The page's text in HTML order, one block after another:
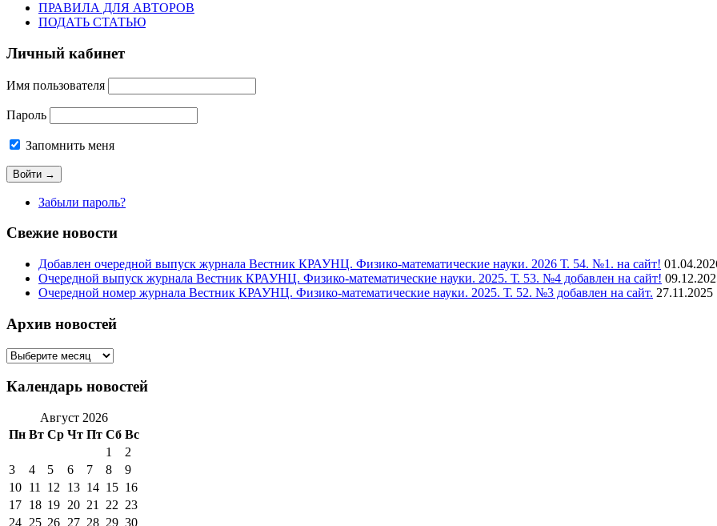
ПРАВИЛА ДЛЯ АВТОРОВ
ПОДАТЬ СТАТЬЮ
Личный кабинет
Имя пользователя
Пароль
Запомнить меня
Забыли пароль?
Свежие новости
Добавлен очередной выпуск журнала Вестник КРАУНЦ. Физико-математические науки. 2026 Т. 54. №1. на сайт!
Очередной выпуск журнала Вестник КРАУНЦ. Физико-математические науки. 2025. Т. 53. №4 добавлен на сайт!
Очередной номер журнала Вестник КРАУНЦ. Физико-математические науки. 2025. Т. 52. №3 добавлен на сайт. 27.11.2025
Архив новостей
Архив
Календарь новостей
Август 2026
Пн Вт Ср Чт Пт Сб Вс
1
2
3
4 5 6 7 8
9
10 11 12 13 14 15 16
17 18 19 20 21 22 23
24 25 26 27 28 29 30